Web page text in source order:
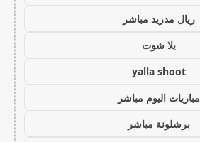
ريال مدريد مباشر
يلا شوت
yalla shoot
مباريات اليوم مباشر
برشلونة مباشر